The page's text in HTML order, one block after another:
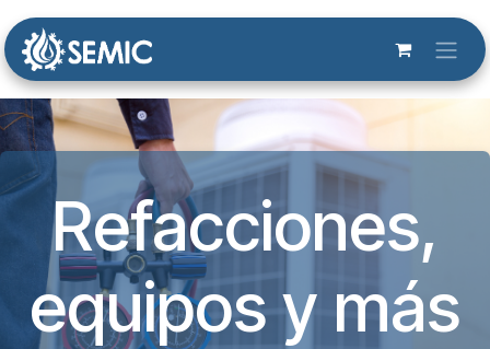
Ir al contenido
Refacciones,
equipos y más​